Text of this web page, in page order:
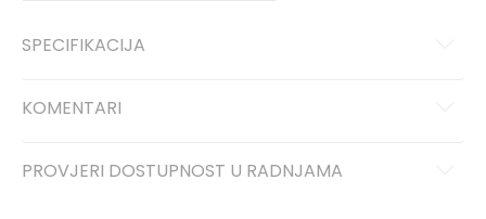
SPECIFIKACIJA
KOMENTARI
PROVJERI DOSTUPNOST U RADNJAMA